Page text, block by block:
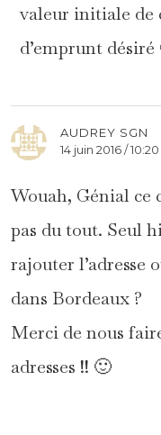
valeur initiale de
d’emprunt désiré
AUDREY SGN
14 juin 2016 / 10:20
Wouah, Génial ce
pas du tout. Seul
rajouter l’adresse
dans Bordeaux ?
Merci de nous
adresses !! 🙂